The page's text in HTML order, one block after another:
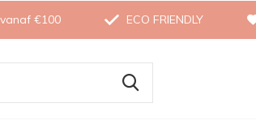
€100 ECO FRIENDLY